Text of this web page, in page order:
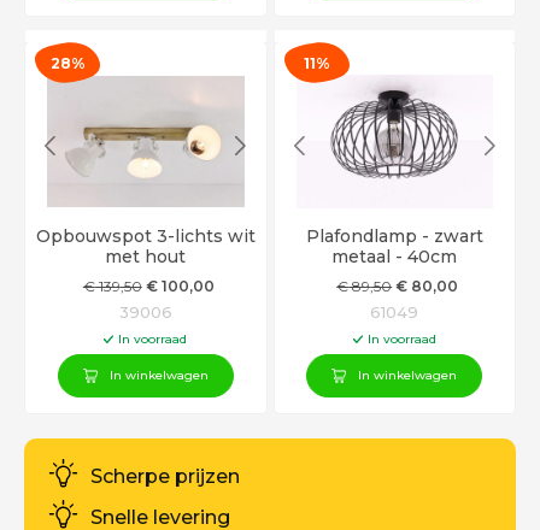
28%
Opbouwspot 3-lichts wit
met hout
€139,50 €100,00
39006
In voorraad
In winkelwagen
11%
Plafondlamp - zwart
metaal - 40cm
€89,50 € 80,00
61049
In voorraad
In winkelwagen
Scherpe prijzen
Snelle levering